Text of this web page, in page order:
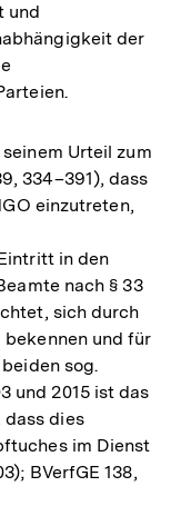
und
der
Urteil zum
334–391), dass
einzutreten,
in den
nach § 33
sich durch
bekennen und für
sog.
und 2015 ist das
dass dies
im Dienst
BVerfGE 138,